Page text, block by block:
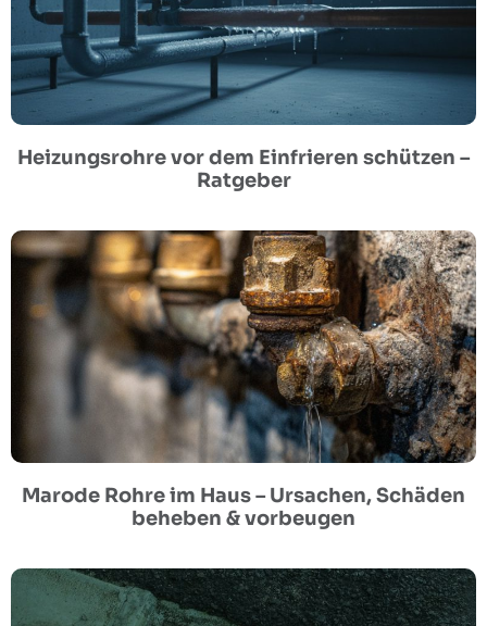
Heizungsrohre vor dem Einfrieren schützen –
Ratgeber
Marode Rohre im Haus – Ursachen, Schäden
beheben & vorbeugen